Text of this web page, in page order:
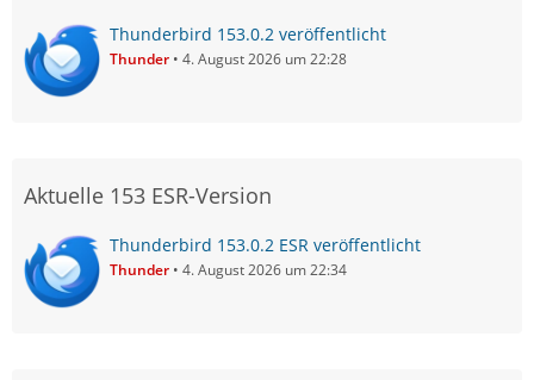
Thunderbird 153.0.2 veröffentlicht
Thunder 4. August 2026 um 22:28
Aktuelle 153 ESR-Version
Thunderbird 153.0.2 ESR veröffentlicht
Thunder 4. August 2026 um 22:34